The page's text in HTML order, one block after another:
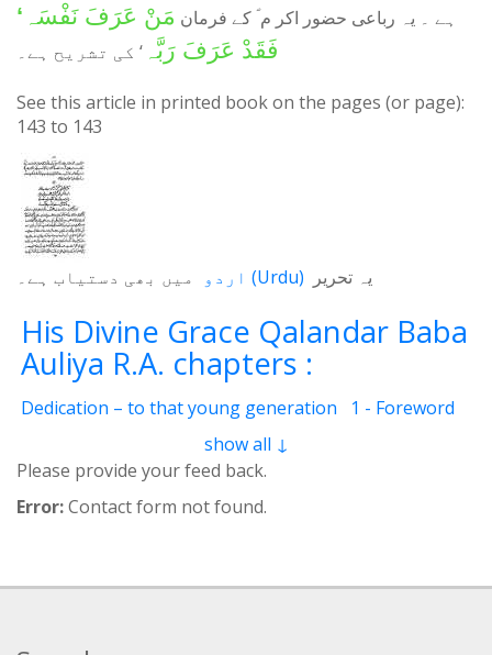
ہے ۔ یہ رباعی حضور اکر م ؐ کے فرمان مَنْ عَرَفَ نَفْسَہ‘
فَقَدْ عَرَفَ رَبَّہ ‘ کی تشریح ہے۔
See this article in printed book on the pages (or page):
143 to 143
یہ تحریر (Urdu) میں بھی دستیاب ہے۔
His Divine Grace Qalandar Baba
Auliya R.A. chapters :
Dedication – to that young generation
1 - Foreword
2 - Life Of Qalander Baba Auliya
4 - Qalanderi Order 5 - Introduction
10 - Livelihood
11 - Induction
show all ↓
Please provide your feed back.
Error:Contact form not found.